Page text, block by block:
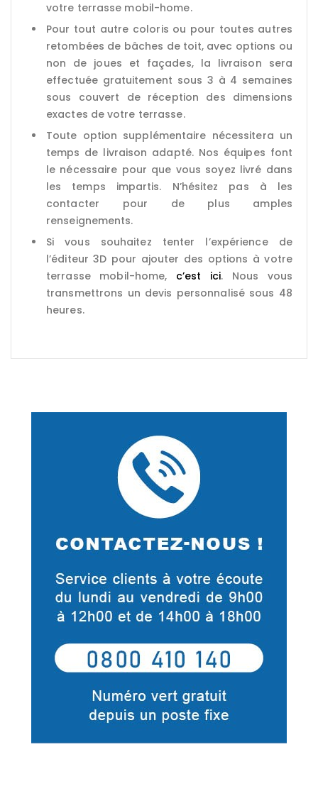
votre terrasse mobil-home.
Pour tout autre coloris ou pour toutes autres
retombées de bâches de toit, avec options ou
non de joues et façades, la livraison sera
effectuée gratuitement sous 3 à 4 semaines
sous couvert de réception des dimensions
exactes de votre terrasse.
Toute option supplémentaire nécessitera un
temps de livraison adapté. Nos équipes font
le nécessaire pour que vous soyez livré dans
les temps impartis. N’hésitez pas à les
contacter pour de plus amples
renseignements.
Si vous souhaitez tenter l’expérience de
l’éditeur 3D pour ajouter des options à votre
terrasse mobil-home, c’est ici. Nous vous
transmettrons un devis personnalisé sous 48
heures.